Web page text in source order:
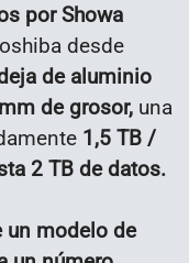
por Showa
desde
de aluminio
de grosor, una
1,5 TB /
2 TB de datos.
un modelo de